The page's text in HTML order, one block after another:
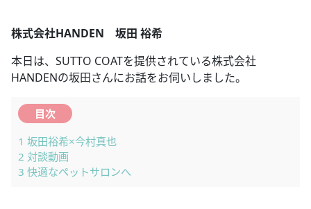
株式会社HANDEN 坂田 裕希
本日は、SUTTO COATを提供されている株式会社
HANDENの坂田さんにお話をお伺いしました。
目次
1 坂田裕希×今村真也
2 対談動画
3 快適なペットサロンへ